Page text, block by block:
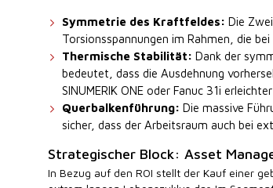
Symmetrie des Kraftfeldes: Die
Torsionsspannungen im Rahmen, die
Thermische Stabilität: Dank der
bedeutet, dass die Ausdehnung
SINUMERIK ONE oder Fanuc 31i
Querbalkenführung: Die massive
sicher, dass der Arbeitsraum auch bei
Strategischer Block: Asset
In Bezug auf den ROI stellt der Kauf einer